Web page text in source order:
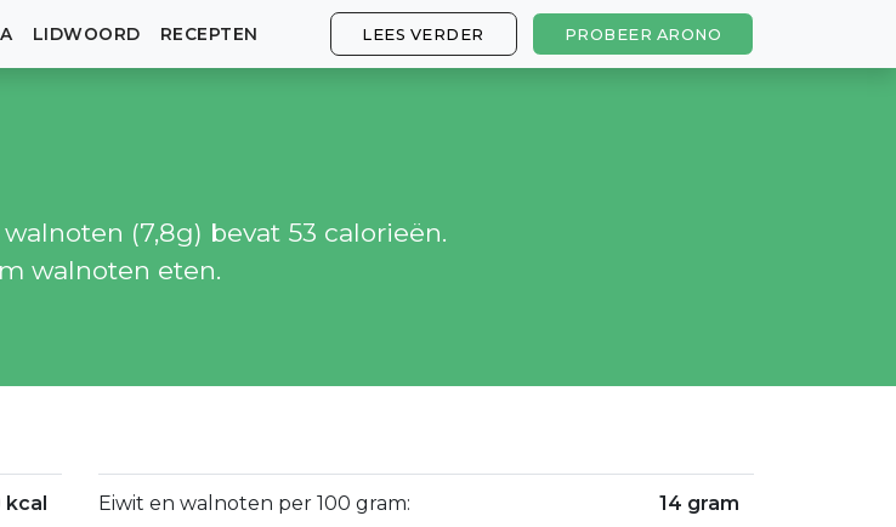
LIDWOORD RECEPTEN LEES VERDER PROBEER ARONO
(7,8g) bevat 53 calorieën.
walnoten eten.
kcal Eiwit en walnoten per 100 gram: 14 gram